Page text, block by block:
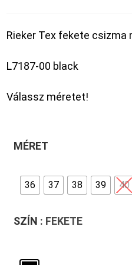
Rieker Tex fekete csizma
L7187-00 black
Válassz méretet!
MÉRET
36 37 38 39 40
SZÍN : FEKETE